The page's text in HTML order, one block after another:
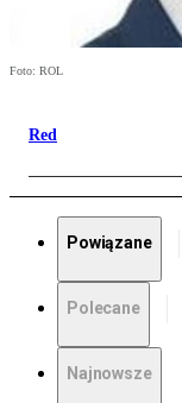
Foto: ROL
Red
Powiązane
Polecane
Najnowsze